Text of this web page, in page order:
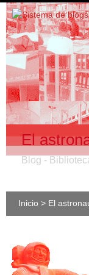
El
Blog -
Inicio > El